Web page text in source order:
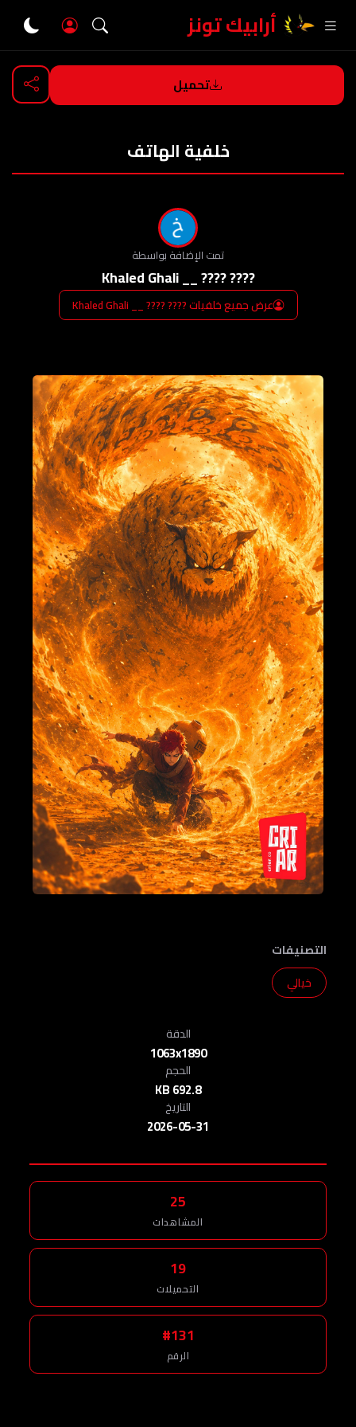
أرابيك تونز
تحميل
خلفية الهاتف
تمت الإضافة بواسطة
???? ???? __ Khaled Ghali
عرض جميع خلفيات ???? ???? __ Khaled Ghali
التصنيفات
خيالي
الدقة
1063x1890
الحجم
692.8 KB
التاريخ
2026-05-31
25
المشاهدات
19
التحميلات
#131
الرقم